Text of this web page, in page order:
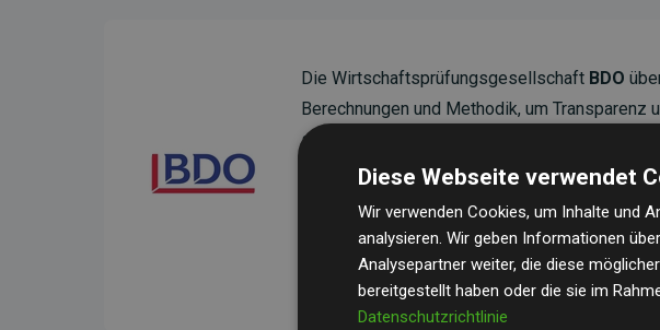
Die Wirtschaftsprüfungsgesellschaft BDO
Berechnungen und Methodik, um Transparenz
sicherzustellen.
Ihre Prüfungen belegen, dass unsere
Durchschnitt200 % der geschätzten CO₂-
Websites kompensieren – ein klarer
unseres Ansatzes.
Diese Webseite verwendet
Wir verwenden Cookies, um Inhalte und
analysieren. Wir geben Informationen
Analysepartner weiter, die diese
bereitgestellt haben oder die sie im
Datenschutzrichtlinie